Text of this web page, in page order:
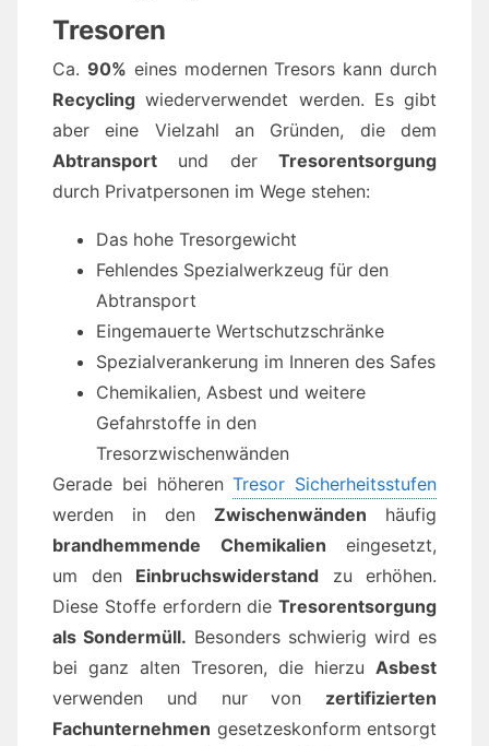
Tresoren
Ca. 90% eines modernen Tresors kann durch
Recycling wiederverwendet werden. Es gibt
aber eine Vielzahl an Gründen, die dem
Abtransport und der Tresorentsorgung
durch Privatpersonen im Wege stehen:
Das hohe Tresorgewicht
Fehlendes Spezialwerkzeug für den
Abtransport
Eingemauerte Wertschutzschränke
Spezialverankerung im Inneren des Safes
Chemikalien, Asbest und weitere
Gefahrstoffe in den
Tresorzwischenwänden
Gerade bei höherenTresor Sicherheitsstufen
werden in den Zwischenwänden häufig
brandhemmende Chemikalien eingesetzt,
um den Einbruchswiderstand zu erhöhen.
Diese Stoffe erfordern die Tresorentsorgung
als Sondermüll. Besonders schwierig wird es
bei ganz alten Tresoren, die hierzu Asbest
verwenden und nur von zertifizierten
Fachunternehmen gesetzeskonform entsorgt